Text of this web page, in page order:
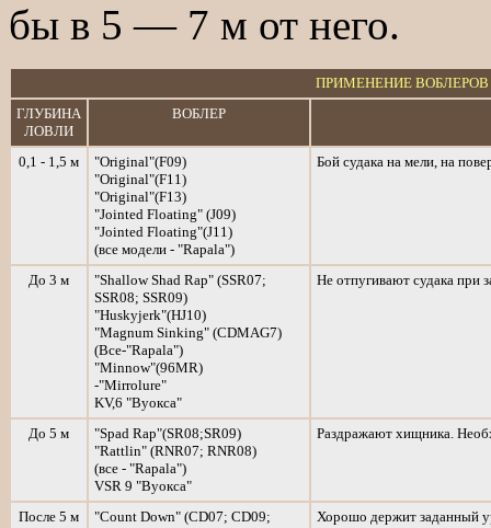
бы в 5 — 7 м от него.
ПРИМЕНЕНИЕ
ГЛУБИНА
ЛОВЛИ
ВОБЛЕР
0,1 - 1,5 м
"Original"(F09)
"Original"(F11)
"Original"(F13)
"Jointed Floating" (J09)
"Jointed Floating"(J11)
(все модели - "Rapala")
Бой судака на мели, на
До 3 м
"Shallow Shad Rap" (SSR07;
SSR08; SSR09)
"Huskyjerk"(HJ10)
"Magnum Sinking" (CDMAG7)
(Bce-"Rapala")
"Minnow"(96MR)
-"Mirrolure"
KV,6 "Вуокса"
Не отпугивают судака при
До 5 м
"Spad Rap"(SR08;SR09)
"Rattlin" (RNR07; RNR08)
(все - "Rapala")
VSR 9 "Вуокса"
Раздражают хищника.
После 5 м
"Count Down" (CD07; CD09;
Хорошо держит заданный